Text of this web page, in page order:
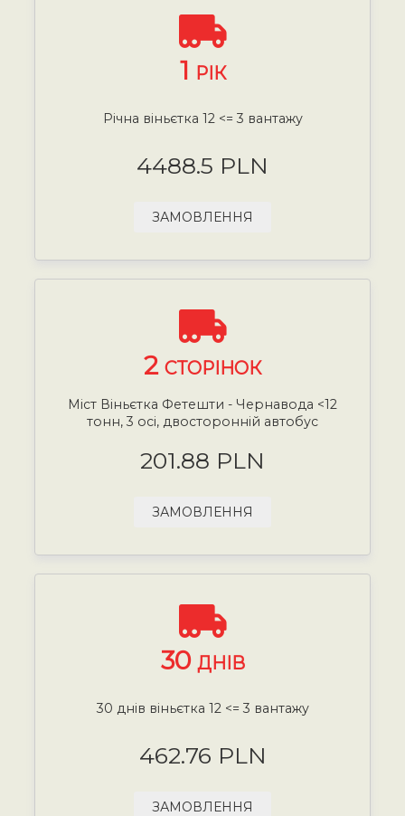
1 РІК
Річна віньєтка 12 <= 3 вантажу
4488.5 PLN
ЗАМОВЛЕННЯ
2 СТОРІНОК
Міст Віньєтка Фетешти - Чернавода <12
тонн, 3 осі, двосторонній автобус
201.88 PLN
ЗАМОВЛЕННЯ
30 ДНІВ
30 днів віньєтка 12 <= 3 вантажу
462.76 PLN
ЗАМОВЛЕННЯ